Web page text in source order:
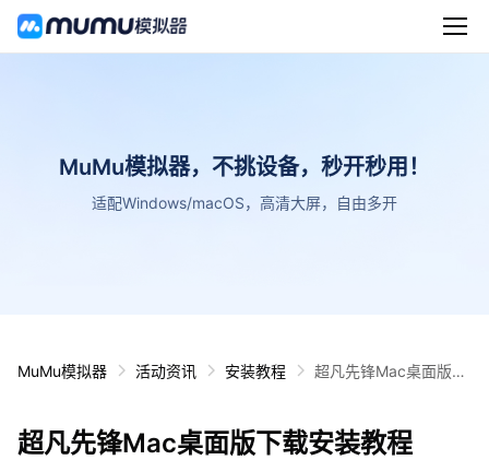
MuMu模拟器，不挑设备，秒开秒用！
适配Windows/macOS，高清大屏，自由多开
MuMu模拟器 活动资讯 安装教程
超凡先锋Mac桌面版下
超凡先锋Mac桌面版下载安装教程